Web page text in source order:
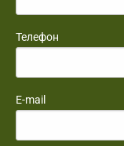
Телефон
E-mail